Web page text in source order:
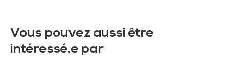
Vous pouvez aussi être
intéressé.e par